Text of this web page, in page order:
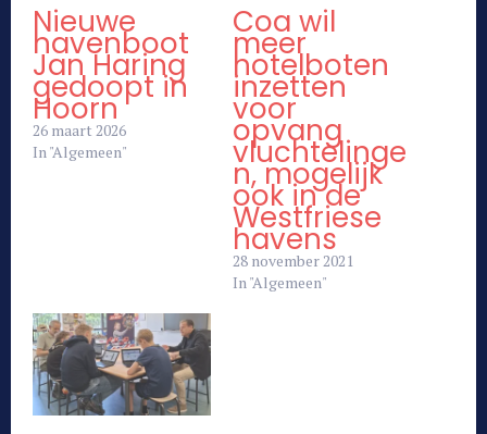
Nieuwe
havenboot
Jan Haring
gedoopt in
Hoorn
26 maart 2026
In "Algemeen"
Coa wil
meer
hotelboten
inzetten
voor
opvang
vluchtelinge
n, mogelijk
ook in de
Westfriese
havens
28 november 2021
In "Algemeen"